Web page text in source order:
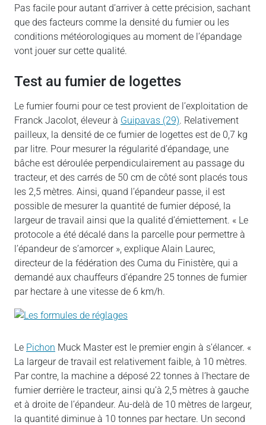
Pas facile pour autant d’arriver à cette précision, sachant
que des facteurs comme la densité du fumier ou les
conditions météorologiques au moment de l’épandage
vont jouer sur cette qualité.
Test au fumier de logettes
Le fumier fourni pour ce test provient de l’exploitation de
Franck Jacolot, éleveur à Guipavas (29). Relativement
pailleux, la densité de ce fumier de logettes est de 0,7 kg
par litre. Pour mesurer la régularité d’épandage, une
bâche est déroulée perpendiculairement au passage du
tracteur, et des carrés de 50 cm de côté sont placés tous
les 2,5 mètres. Ainsi, quand l’épandeur passe, il est
possible de mesurer la quantité de fumier déposé, la
largeur de travail ainsi que la qualité d’émiettement. « Le
protocole a été décalé dans la parcelle pour permettre à
l’épandeur de s’amorcer », explique Alain Laurec,
directeur de la fédération des Cuma du Finistère, qui a
demandé aux chauffeurs d’épandre 25 tonnes de fumier
par hectare à une vitesse de 6 km/h.
Le Pichon Muck Master est le premier engin à s’élancer. «
La largeur de travail est relativement faible, à 10 mètres.
Par contre, la machine a déposé 22 tonnes à l’hectare de
fumier derrière le tracteur, ainsi qu’à 2,5 mètres à gauche
et à droite de l’épandeur. Au-delà de 10 mètres de largeur,
la quantité diminue à 10 tonnes par hectare. Un second